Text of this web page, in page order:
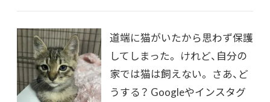
道端に猫がいたから思わず保護
してしまった。 けれど、自分の
家では猫は飼えない。 さあ、ど
うする？ Googleやインスタグ